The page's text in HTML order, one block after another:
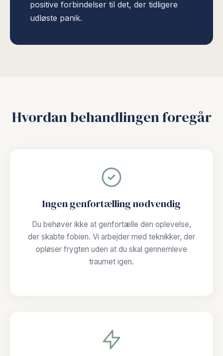
positive forbindelser til det, der tidligere
udløste panik.
Hvordan behandlingen foregår
Ingen genfortælling nødvendig
Du behøver ikke at genfortælle den oplevelse,
der skabte fobien. Vi arbejder med teknikker, der
opløser frygten uden at du skal gennemleve
traumet igen.